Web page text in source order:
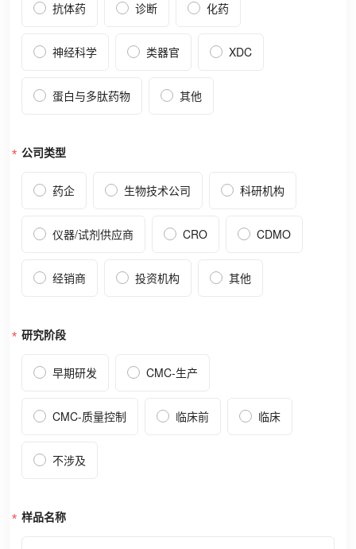
抗体药 诊断 化药
神经科学 类器官 XDC
蛋白与多肽药物 其他
公司类型
药企 生物技术公司 科研机构
仪器/试剂供应商 CRO CDMO
经销商 投资机构 其他
研究阶段
早期研发 CMC-生产
CMC-质量控制 临床前 临床
不涉及
样品名称